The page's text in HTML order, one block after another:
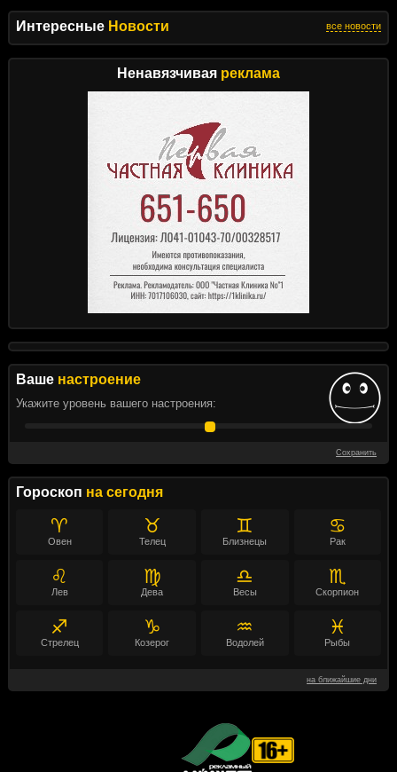
Интересные Новости все новости
Ненавязчивая реклама
Ваше настроение
Укажите уровень вашего настроения:
Сохранить
Гороскоп на сегодня
♈
Овен
♉
Телец
♊
Близнецы
♋
Рак
♌
Лев
♍
Дева
♎
Весы
♏
Скорпион
♐
Стрелец
♑
Козерог
♒
Водолей
♓
Рыбы
на ближайшие дни